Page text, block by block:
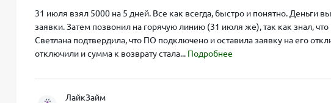
31 июля взял 5000 на 5 дней. Все как всегда, быстро и понятно. Деньги
заявки. Затем позвонил на горячую линию (31 июля же), так как знал,
Светлана подтвердила, что ПО подключено и оставила заявку на его
отключили и сумма к возврату стала... Подробнее
ЛайкЗайм